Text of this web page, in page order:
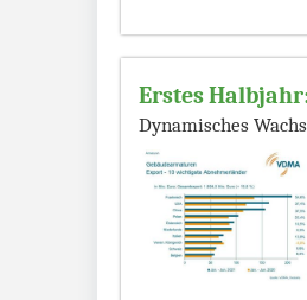
Erstes
Dynamisches